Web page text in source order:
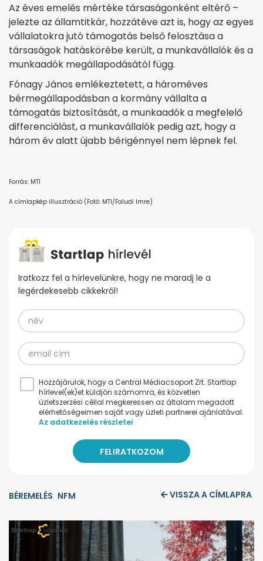
Az éves emelés mértéke társaságonként eltérő –
jelezte az államtitkár, hozzátéve azt is, hogy az egyes
vállalatokra jutó támogatás belső felosztása a
társaságok hatáskörébe került, a munkavállalók és a
munkaadók megállapodásától függ.
Fónagy János emlékeztetett, a hároméves
bérmegállapodásban a kormány vállalta a
támogatás biztosítását, a munkaadók a megfelelő
differenciálást, a munkavállalók pedig azt, hogy a
három év alatt újabb bérigénnyel nem lépnek fel.
Forrás: MTI
A címlapkép illusztráció (Fotó: MTI/Faludi Imre)
Iratkozz fel a hírlevelünkre, hogy ne maradj le a
legérdekesebb cikkekről!
Hozzájárulok, hogy a Central Médiacsoport Zrt. Startlap
hírlevel(ek)et küldjön számomra, és közvetlen
üzletszerzési céllal megkeressen az általam megadott
elérhetőségeimen saját vagy üzleti partnerei ajánlatával.
Az adatkezelés részletei
BÉREMELÉS NFM VISSZA A CÍMLAPRA